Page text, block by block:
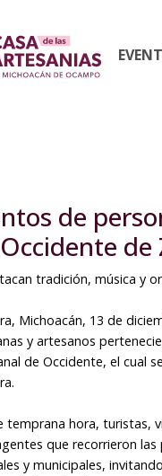
de
tradición, música y
Michoacán, 13 de
y artesanos
de Occidente, el cual
temprana hora, turistas,
que recorrieron
y municipales,